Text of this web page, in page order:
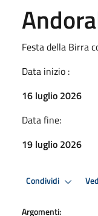
Festa della Birra
Data inizio :
16 luglio 2026
Data fine:
19 luglio 2026
Condividi
Argomenti: